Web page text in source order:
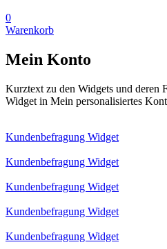
0
Warenkorb
Mein Konto
Kurztext zu den Widgets und deren
Widget in Mein personalisiertes
Kundenbefragung Widget
Kundenbefragung Widget
Kundenbefragung Widget
Kundenbefragung Widget
Kundenbefragung Widget